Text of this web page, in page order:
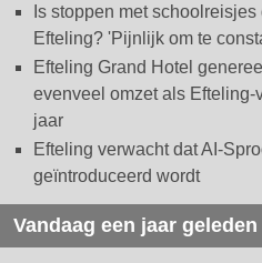
Is stoppen met
Efteling? 'Pijnlijk om te
Efteling Grand Hotel
evenveel omzet als Efteling-
jaar
Efteling verwacht dat AI-
geïntroduceerd wordt
Vandaag een jaar geleden